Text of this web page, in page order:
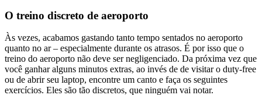
O treino discreto de aeroporto
Às vezes, acabamos gastando tanto tempo sentados no aeroporto
quanto no ar – especialmente durante os atrasos. É por isso que o
treino do aeroporto não deve ser negligenciado. Da próxima vez que
você ganhar alguns minutos extras, ao invés de de visitar o duty-free
ou de abrir seu laptop, encontre um canto e faça os seguintes
exercícios. Eles são tão discretos, que ninguém vai notar.